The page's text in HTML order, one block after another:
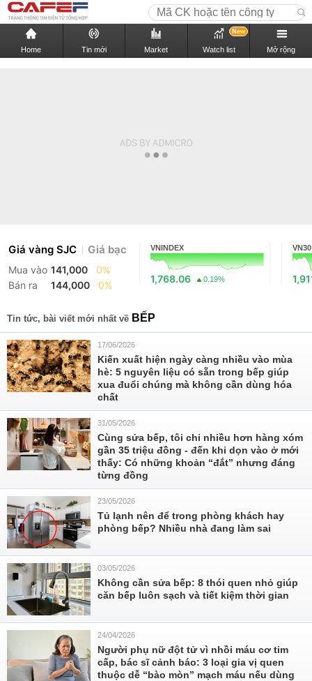
Home Tin mới Market Watch list
New
Mở rộng
Giá vàng SJC Giá bạc
Mua vào 141,000
0%
Bán ra
144,000 0%
VNINDEX
1,768.06 0.19%
VN30
Tin tức, bài viết mới nhất về BẾP
17/06/2026
Kiến xuất hiện ngày càng nhiều vào mùa
hè: 5 nguyên liệu có sẵn trong bếp giúp
xua đuổi chúng mà không cần dùng hóa
chất
31/05/2026
Cùng sửa bếp, tôi chi nhiều hơn hàng xóm
gần 35 triệu đồng - đến khi dọn vào ở mới
thấy: Có những khoản “đắt” nhưng đáng
từng đồng
23/05/2026
Tủ lạnh nên để trong phòng khách hay
phòng bếp? Nhiều nhà đang làm sai
03/05/2026
Không cần sửa bếp: 8 thói quen nhỏ giúp
căn bếp luôn sạch và tiết kiệm thời gian
24/04/2026
Người phụ nữ đột tử vì nhồi máu cơ tim
cấp, bác sĩ cảnh báo: 3 loại gia vị quen
thuộc dễ “bào mòn” mạch máu nếu dùng